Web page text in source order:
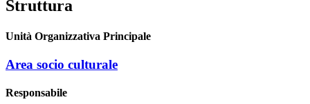
Struttura
Unità Organizzativa Principale
Area socio culturale
Responsabile